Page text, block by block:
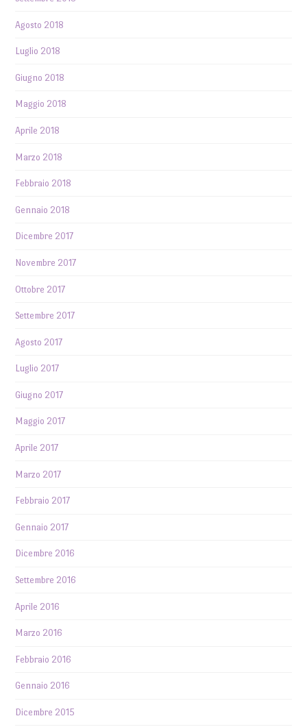
Agosto 2018
Luglio 2018
Giugno 2018
Maggio 2018
Aprile 2018
Marzo 2018
Febbraio 2018
Gennaio 2018
Dicembre 2017
Novembre 2017
Ottobre 2017
Settembre 2017
Agosto 2017
Luglio 2017
Giugno 2017
Maggio 2017
Aprile 2017
Marzo 2017
Febbraio 2017
Gennaio 2017
Dicembre 2016
Settembre 2016
Aprile 2016
Marzo 2016
Febbraio 2016
Gennaio 2016
Dicembre 2015